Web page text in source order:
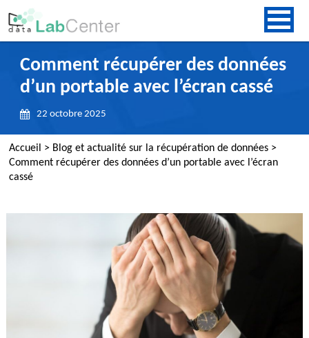
Comment récupérer des données
d’un portable avec l’écran cassé
22 octobre 2025
Accueil > Blog et actualité sur la récupération de données >
Comment récupérer des données d’un portable avec l’écran
cassé